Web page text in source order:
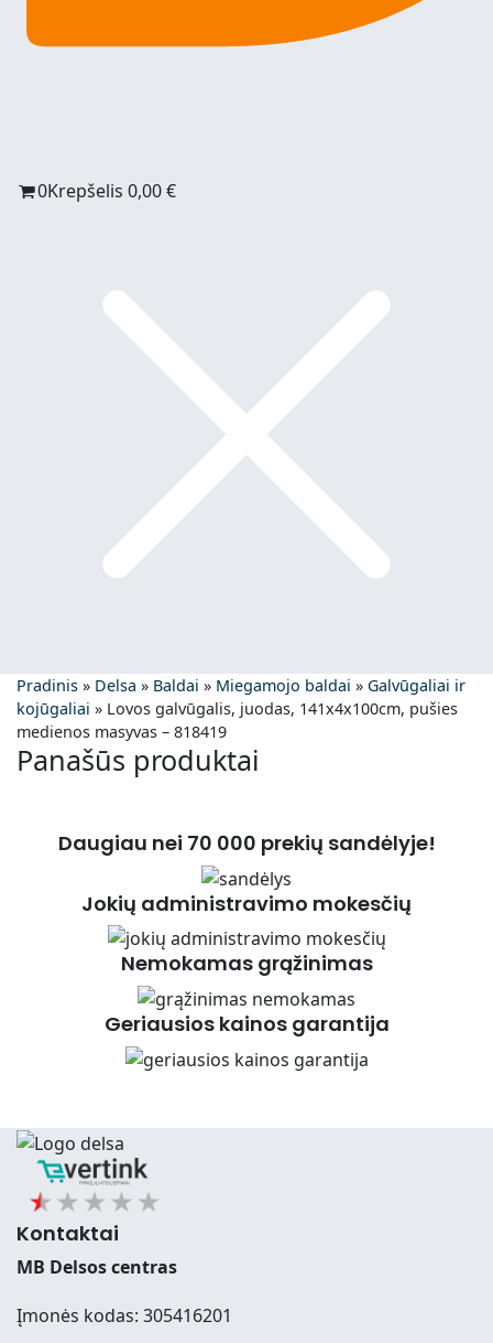
0Krepšelis0,00€
Pradinis » Delsa » Baldai » Miegamojo baldai » Galvūgaliai ir
kojūgaliai » Lovos galvūgalis, juodas, 141x4x100cm, pušies
medienos masyvas – 818419
Panašūs produktai
Daugiau nei 70 000 prekių sandėlyje!
Jokių administravimo mokesčių
Nemokamas grąžinimas
Geriausios kainos garantija
Kontaktai
MB Delsos centras
Įmonės kodas: 305416201